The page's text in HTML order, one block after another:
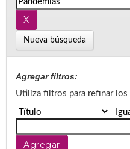
Nueva búsqueda
Agregar filtros:
Utiliza filtros para refinar los